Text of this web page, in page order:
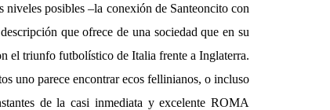
niveles posibles –la conexión de Santeoncito con
que ofrece de una sociedad que en su
el triunfo futbolístico de Italia frente a Inglaterra.
uno parece encontrar ecos fellinianos, o incluso
de la casi inmediata y excelente ROMA